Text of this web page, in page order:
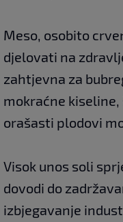
Meso, osobito
djelovati na
zahtjevna za
mokraćne
orašasti plodovi
Visok unos soli
dovodi do
izbjegavanje